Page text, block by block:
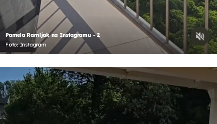
Pamela Ramljak na Instagramu - 2
Foto: Instagram